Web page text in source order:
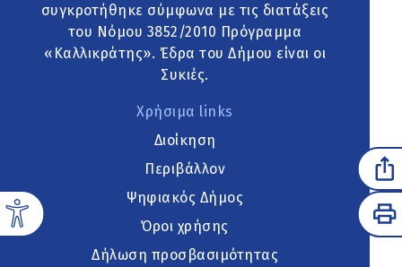
συγκροτήθηκε σύμφωνα με τις διατάξεις
του Νόμου 3852/2010 Πρόγραμμα
«Καλλικράτης». Έδρα του Δήμου είναι οι
Συκιές.
Χρήσιμα links
Διοίκηση
Περιβάλλον
Ψηφιακός Δήμος
Όροι χρήσης
Δήλωση προσβασιμότητας